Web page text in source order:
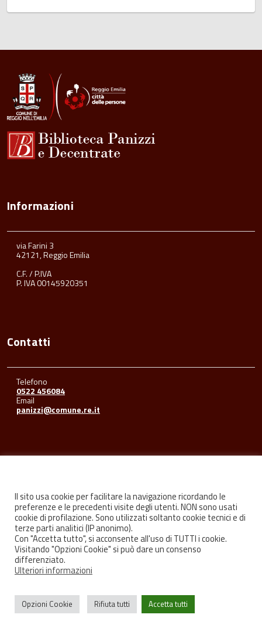
Informazioni
via Farini 3
42121, Reggio Emilia
C.F. / P.IVA
P. IVA 00145920351
Contatti
Telefono
0522 456084
Email
panizzi@comune.re.it
FacebookYoutubeInstagram
Privacy Credits
Il sito usa cookie per facilitare la navigazione ricordando le
preferenze e le precedenti visite degli utenti. NON sono usati
cookie di profilazione. Sono utilizzati soltanto cookie tecnici e di
terze parti analitici (IP anonimo).
Con "Accetta tutto", si acconsente all'uso di TUTTI i cookie.
Visitando "Opzioni Cookie" si può dare un consenso
differenziato.
Ulteriori informazioni
Opzioni Cookie Rifiuta tutti Accetta tutti